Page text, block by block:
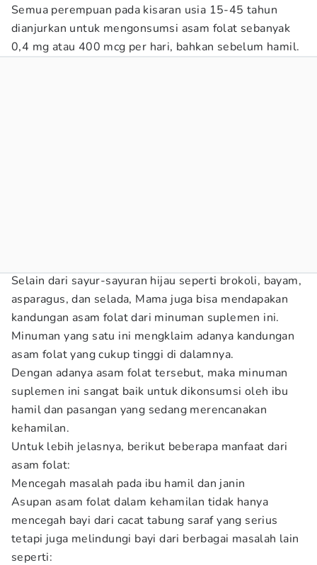
Semua perempuan pada kisaran usia 15-45 tahun
dianjurkan untuk mengonsumsi asam folat sebanyak
0,4 mg atau 400 mcg per hari, bahkan sebelum hamil.
Selain dari sayur-sayuran hijau seperti brokoli, bayam,
asparagus, dan selada, Mama juga bisa mendapakan
kandungan asam folat dari minuman suplemen ini.
Minuman yang satu ini mengklaim adanya kandungan
asam folat yang cukup tinggi di dalamnya.
Dengan adanya asam folat tersebut, maka minuman
suplemen ini sangat baik untuk dikonsumsi oleh ibu
hamil dan pasangan yang sedang merencanakan
kehamilan.
Untuk lebih jelasnya, berikut beberapa manfaat dari
asam folat:
Mencegah masalah pada ibu hamil dan janin
Asupan asam folat dalam kehamilan tidak hanya
mencegah bayi dari cacat tabung saraf yang serius
tetapi juga melindungi bayi dari berbagai masalah lain
seperti: